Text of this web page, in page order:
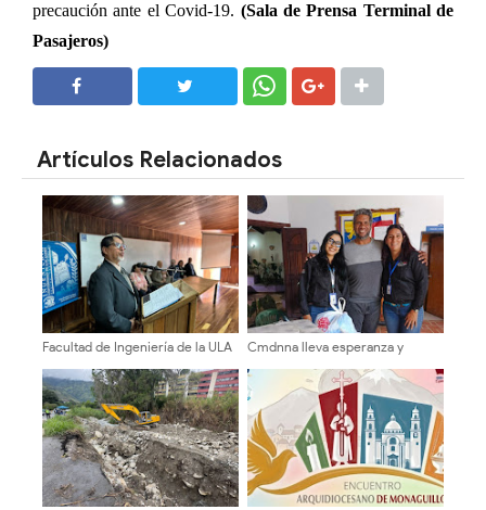
precaución ante el Covid-19. (Sala de Prensa Terminal de
Pasajeros)
Artículos Relacionados
Facultad de Ingeniería de la ULA
Cmdnna lleva esperanza y
Mérida